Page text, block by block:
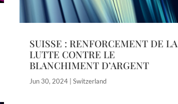
SUISSE : RENFORCEMENT DE LA
LUTTE CONTRE LE
BLANCHIMENT D’ARGENT
Jun 30, 2024| Switzerland